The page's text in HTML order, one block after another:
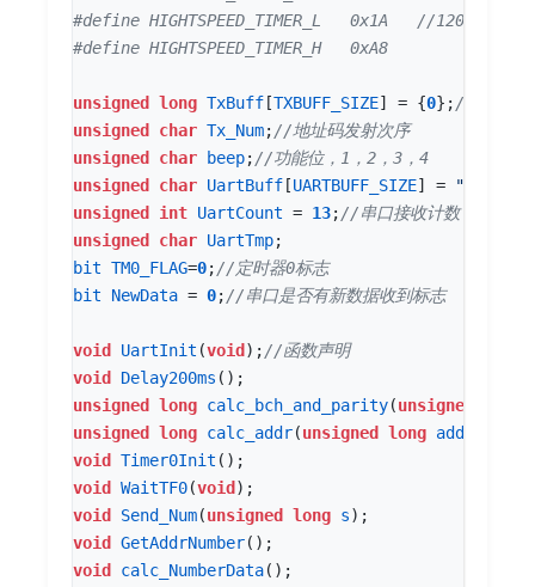
#define HIGHTSPEED_TIMER_L   0x1A
unsigned long TxBuff [TXBUFF_SIZE] = {0};
unsigned
char Tx_Num;
unsigned
char beep;
unsigned
char UartBuff [UARTBUFF_SIZE] =
unsigned
int UartCount = 13;
unsigned
char UartTmp;
bit TM0_FLAG=0;
bit
NewData = 0;
void UartInit (void );
void
Delay200ms ();
unsigned
long calc_bch_and_parity(unsigned
unsigned
long calc_addr(unsigned long add
void
Timer0Init ();
void
WaitTF0(void );
void
Send_Num(unsigned long s);
void
GetAddrNumber();
void
calc_NumberData();